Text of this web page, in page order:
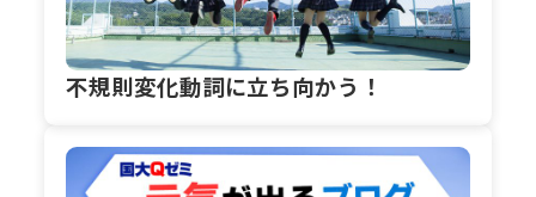
不規則変化動詞に立ち向かう！